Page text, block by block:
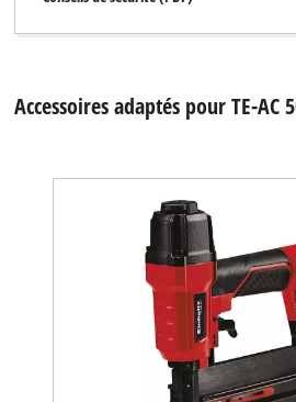
Accessoires adaptés pour TE-AC